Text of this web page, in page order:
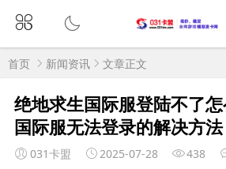
首页 新闻资讯 文章正文
绝地求生国际服登陆不了
国际服无法登录的解决方法
031卡盟 2025-07-28 438